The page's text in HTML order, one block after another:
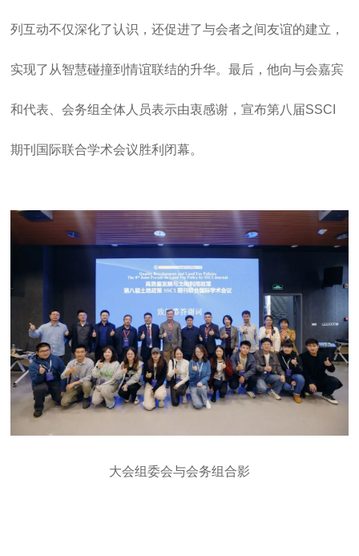
列互动不仅深化了认识，还促进了与会者之间友谊的建立，
实现了从智慧碰撞到情谊联结的升华。最后，他向与会嘉宾
和代表、会务组全体人员表示由衷感谢，宣布第八届SSCI
期刊国际联合学术会议胜利闭幕。
大会组委会与会务组合影